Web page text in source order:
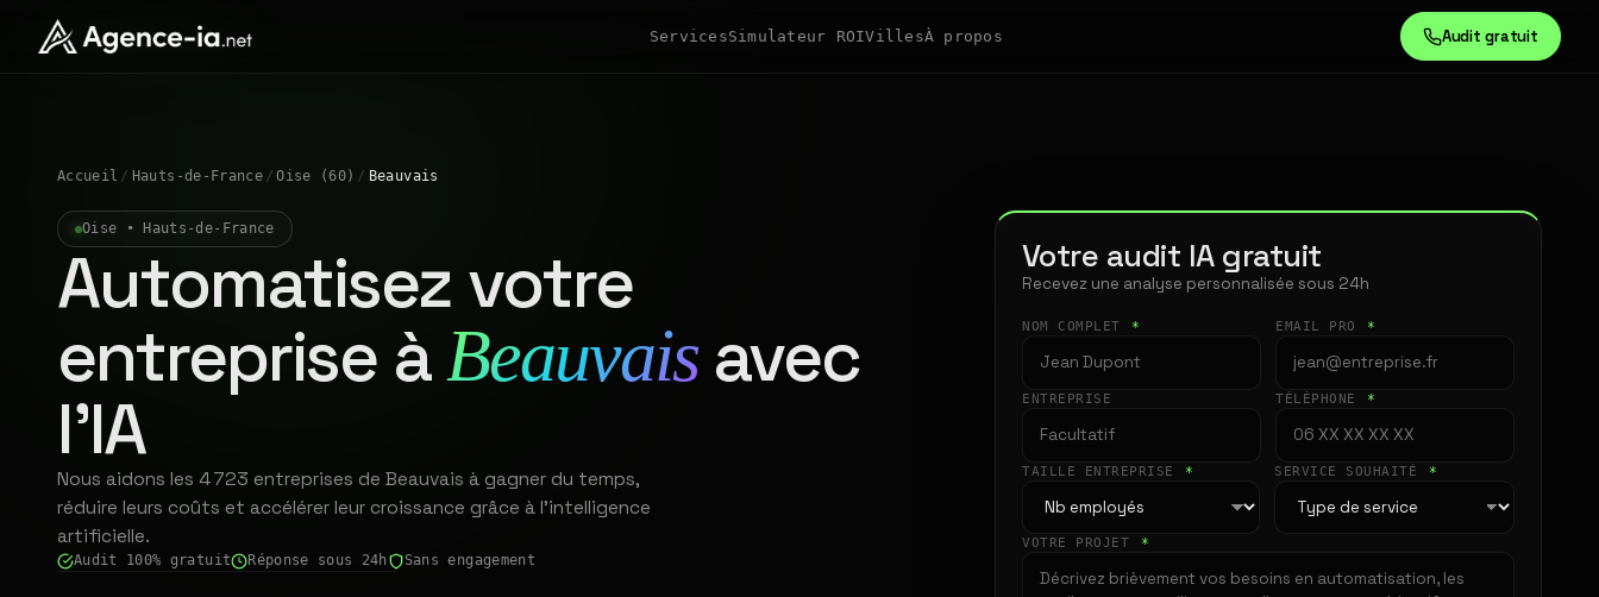
ServicesSimulateur ROIVillesÀ propos Audit gratuit
Accueil / Hauts-de-France / Oise (60) / Beauvais
Oise • Hauts-de-France
Automatisez votre
entreprise àBeauvaisavec
l'IA
Nous aidons les 4 723 entreprises de Beauvais à gagner du temps,
réduire leurs coûts et accélérer leur croissance grâce à l'intelligence
artificielle.
Audit 100% gratuit Réponse sous 24h Sans engagement
Votre audit IA gratuit
Recevez une analyse personnalisée sous 24h
NOM COMPLET * EMAIL PRO *
ENTREPRISE TÉLÉPHONE *
TAILLE ENTREPRISE * SERVICE SOUHAITÉ *
VOTRE PROJET *